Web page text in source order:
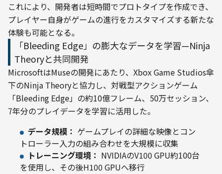
これにより、開発者は短時間でプロトタイプを作成でき、
プレイヤー自身がゲームの進行をカスタマイズする新たな
体験も可能となる。
「Bleeding Edge」の膨大なデータを学習—Ninja
Theoryと共同開発
MicrosoftはMuseの開発にあたり、Xbox Game Studios傘
下のNinja Theoryと協力し、対戦型アクションゲーム
「Bleeding Edge」の約10億フレーム、50万セッション、
7年分のプレイデータを学習に活用した。
データ規模： ゲームプレイの詳細な映像とコン
トローラー入力の組み合わせを大規模に収集
トレーニング環境： NVIDIAのV100 GPU約100台
を使用し、その後H100 GPUへ移行